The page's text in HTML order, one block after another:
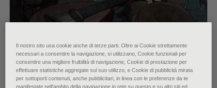
Pittura e Musica: da
guardare, da ascoltare
Il nostro sito usa cookie anche di terze parti. Oltre ai Cookie strettamente
necessari a consentire la navigazione, si utilizzano, Cookie funzionali per
consentire una migliore fruibilità di navigazione, Cookie di prestazione per
effettuare statistiche aggregate sul suo utilizzo, e Cookie di pubblicità mirata
per sottoporti contenuti, anche pubblicitari, in linea con le preferenze da te
manifestate nell‘ambito della navigazione in rete su questo e su altri siti ed